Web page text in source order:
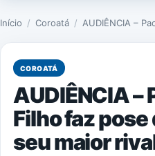
Início / Coroatá / AUDIÊNCIA –
COROATÁ
AUDIÊNCIA –
Filho faz
seu maior